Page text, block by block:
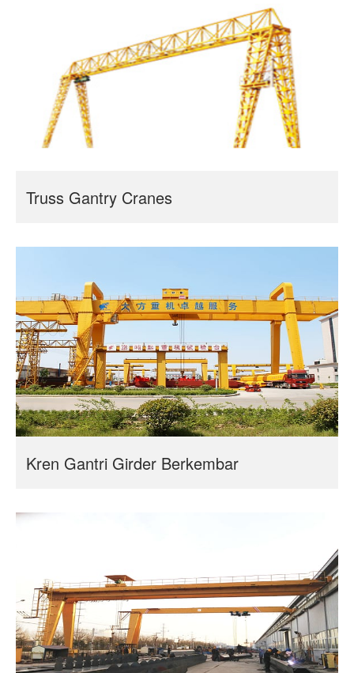
Truss Gantry Cranes
Kren Gantri Girder Berkembar